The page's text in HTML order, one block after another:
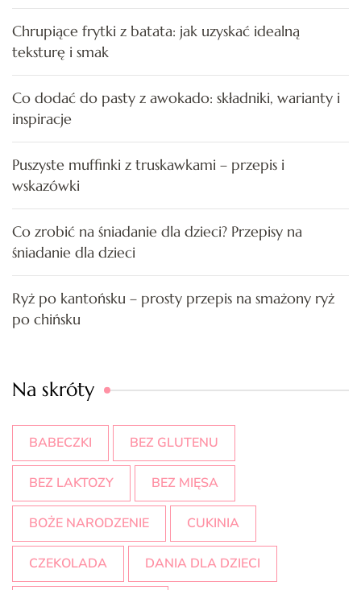
Chrupiące frytki z batata: jak uzyskać idealną
teksturę i smak
Co dodać do pasty z awokado: składniki, warianty i
inspiracje
Puszyste muffinki z truskawkami – przepis i
wskazówki
Co zrobić na śniadanie dla dzieci? Przepisy na
śniadanie dla dzieci
Ryż po kantońsku – prosty przepis na smażony ryż
po chińsku
Na skróty
BABECZKI BEZ GLUTENU
BEZ LAKTOZY BEZ MIĘSA
BOŻE NARODZENIE CUKINIA
CZEKOLADA DANIA DLA DZIECI